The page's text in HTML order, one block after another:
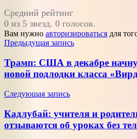
Средний рейтинг
0 из 5 звезд. 0 голосов.
Вам нужно авторизироваться для
Навигация
по
записям
Предыдущая запись
Трамп: США в декабре
новой подлодки класса
Следующая запись
Кадлубай: учителя и
отзываются об уроках без